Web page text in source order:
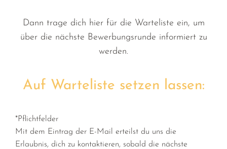
Dann trage dich hier für die Warteliste ein, um
über die nächste Bewerbungsrunde informiert zu
werden.
Auf Warteliste setzen lassen:
*Pflichtfelder
Mit dem Eintrag der E-Mail erteilst du uns die
Erlaubnis, dich zu kontaktieren, sobald die nächste